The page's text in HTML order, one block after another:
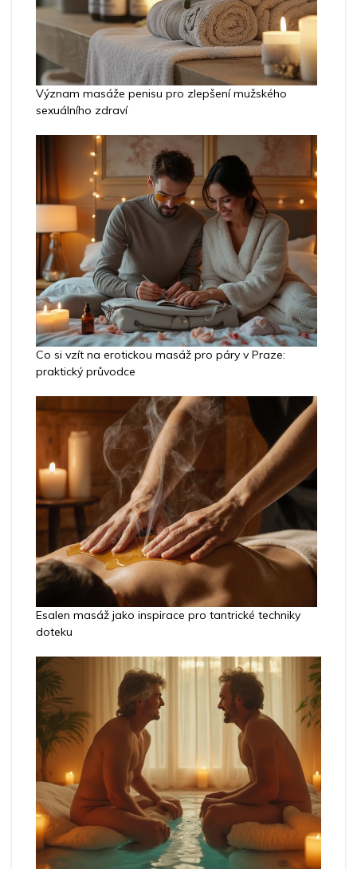
Význam masáže penisu pro zlepšení mužského
sexuálního zdraví
Co si vzít na erotickou masáž pro páry v Praze:
praktický průvodce
Esalen masáž jako inspirace pro tantrické techniky
doteku